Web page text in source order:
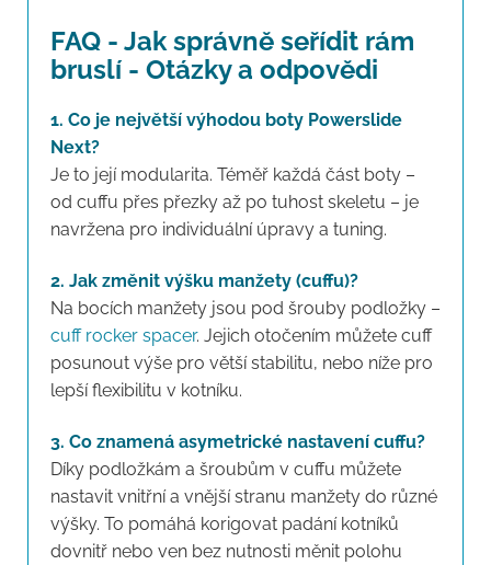
FAQ - Jak správně seřídit rám
bruslí - Otázky a odpovědi
1. Co je největší výhodou boty Powerslide
Next?
Je to její modularita. Téměř každá část boty –
od cuffu přes přezky až po tuhost skeletu – je
navržena pro individuální úpravy a tuning.
2. Jak změnit výšku manžety (cuffu)?
Na bocích manžety jsou pod šrouby podložky –
cuff rocker spacer. Jejich otočením můžete cuff
posunout výše pro větší stabilitu, nebo níže pro
lepší flexibilitu v kotníku.
3. Co znamená asymetrické nastavení cuffu?
Díky podložkám a šroubům v cuffu můžete
nastavit vnitřní a vnější stranu manžety do různé
výšky. To pomáhá korigovat padání kotníků
dovnitř nebo ven bez nutnosti měnit polohu